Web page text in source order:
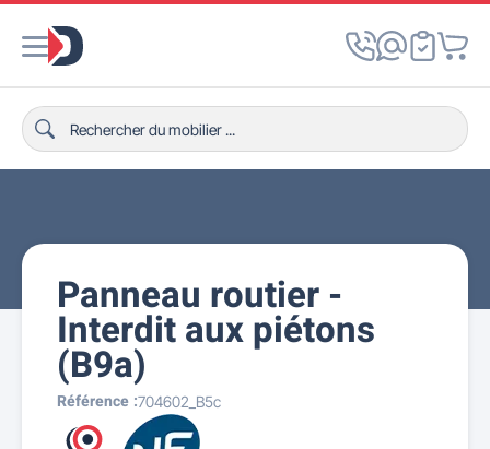
Panneau routier -
Interdit aux piétons
(B9a)
Référence :704602_B5c